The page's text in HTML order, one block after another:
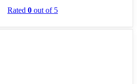
Rated 0 out of 5